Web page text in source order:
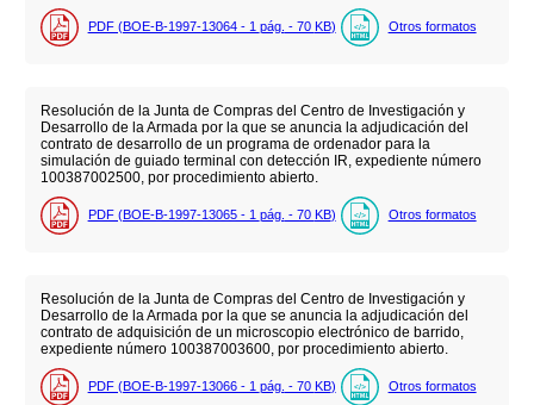
PDF (BOE-B-1997-13064 - 1 pág. - 70 KB) Otros formatos
Resolución de la Junta de Compras del Centro de Investigación y
Desarrollo de la Armada por la que se anuncia la adjudicación del
contrato de desarrollo de un programa de ordenador para la
simulación de guiado terminal con detección IR, expediente número
100387002500, por procedimiento abierto.
PDF (BOE-B-1997-13065 - 1 pág. - 70 KB) Otros formatos
Resolución de la Junta de Compras del Centro de Investigación y
Desarrollo de la Armada por la que se anuncia la adjudicación del
contrato de adquisición de un microscopio electrónico de barrido,
expediente número 100387003600, por procedimiento abierto.
PDF (BOE-B-1997-13066 - 1 pág. - 70 KB) Otros formatos